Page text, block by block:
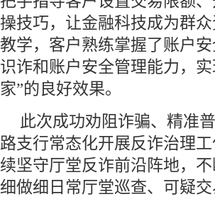
操技巧，让金融科技成为群
教学，客户熟练掌握了账户
识诈和账户安全管理能力，
家”的良好效果。
此次成功劝阻诈骗、精准
路支行常态化开展反诈治理
续坚守厅堂反诈前沿阵地，
细做细日常厅堂巡查、可疑